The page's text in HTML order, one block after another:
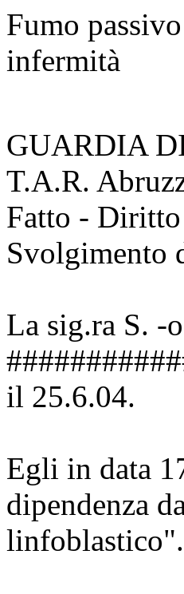
Fumo
infermità
GUARDIA
T.A.R.
Fatto -
Svolgimento
La sig.ra S. -
il 25.6.04.
Egli in data
dipendenza
linfoblastico".